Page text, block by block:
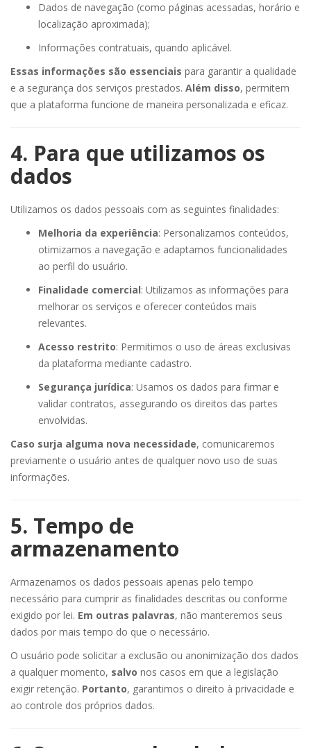
Dados de navegação (como páginas acessadas, horário e
localização aproximada);
Informações contratuais, quando aplicável.
Essas informações são essenciais para garantir a qualidade
e a segurança dos serviços prestados. Além disso, permitem
que a plataforma funcione de maneira personalizada e eficaz.
4. Para que utilizamos os
dados
Utilizamos os dados pessoais com as seguintes finalidades:
Melhoria da experiência: Personalizamos conteúdos,
otimizamos a navegação e adaptamos funcionalidades
ao perfil do usuário.
Finalidade comercial: Utilizamos as informações para
melhorar os serviços e oferecer conteúdos mais
relevantes.
Acesso restrito: Permitimos o uso de áreas exclusivas
da plataforma mediante cadastro.
Segurança jurídica: Usamos os dados para firmar e
validar contratos, assegurando os direitos das partes
envolvidas.
Caso surja alguma nova necessidade, comunicaremos
previamente o usuário antes de qualquer novo uso de suas
informações.
5. Tempo de
armazenamento
Armazenamos os dados pessoais apenas pelo tempo
necessário para cumprir as finalidades descritas ou conforme
exigido por lei. Em outras palavras, não manteremos seus
dados por mais tempo do que o necessário.
O usuário pode solicitar a exclusão ou anonimização dos dados
a qualquer momento, salvo nos casos em que a legislação
exigir retenção. Portanto, garantimos o direito à privacidade e
ao controle dos próprios dados.